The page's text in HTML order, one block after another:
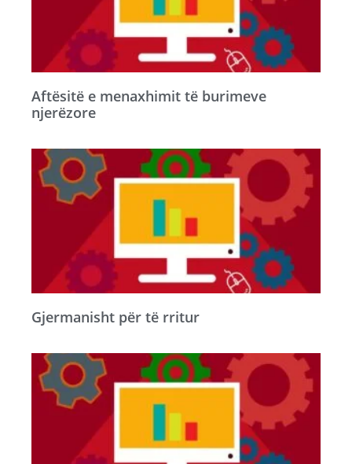
Aftësitë e menaxhimit të burimeve
njerëzore
Gjermanisht për të rritur